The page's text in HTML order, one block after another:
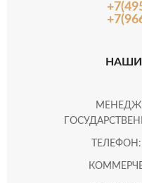
НАШИ
ТЕЛЕФОН: